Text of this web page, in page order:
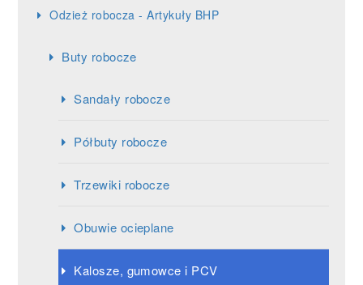
Odzież robocza - Artykuły BHP
Buty robocze
Sandały robocze
Półbuty robocze
Trzewiki robocze
Obuwie ocieplane
Kalosze, gumowce i PCV